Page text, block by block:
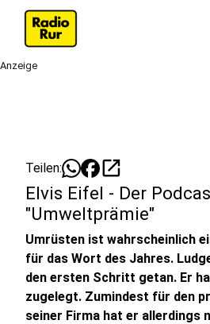
Anzeige
Teilen: open_in_new
Elvis Eifel - Der
"Umweltprämie"
Umrüsten ist wahrscheinlich
für das Wort des Jahres.
den ersten Schritt getan. Er
zugelegt. Zumindest für den
seiner Firma hat er allerdings